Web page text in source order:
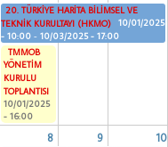
20. TÜRKİYE HARİTA BİLİMSEL VE
TEKNİK KURULTAYI (HKMO)
10/01/2025
- 10:00 -10/03/2025 - 17:00
TMMOB
YÖNETİM
KURULU
TOPLANTISI
10/01/2025
- 16:00
8 9 10